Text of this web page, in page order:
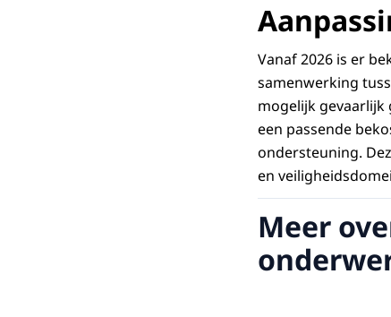
Vanaf 2026 is er
samenwerking
mogelijk gevaarlijk
een passende
ondersteuning.
en
Meer